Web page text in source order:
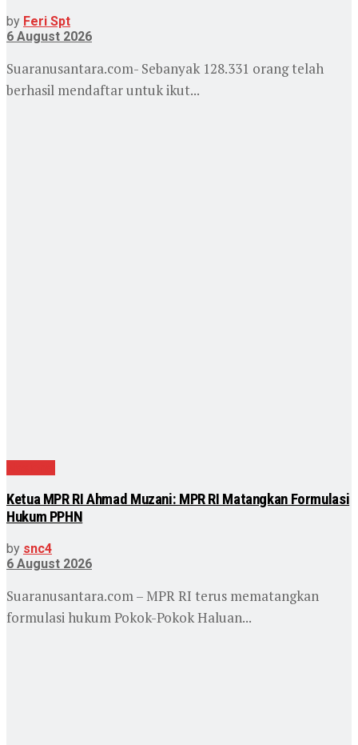
by Feri Spt
6 August 2026
Suaranusantara.com- Sebanyak 128.331 orang telah
berhasil mendaftar untuk ikut...
Ketua MPR RI Ahmad Muzani: MPR RI Matangkan Formulasi
Hukum PPHN
by snc4
6 August 2026
Suaranusantara.com – MPR RI terus mematangkan
formulasi hukum Pokok-Pokok Haluan...